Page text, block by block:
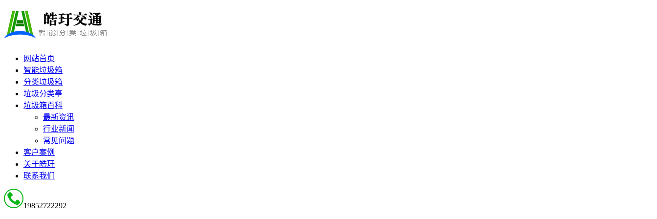
网站首页
智能垃圾箱
分类垃圾箱
垃圾分类亭
垃圾箱百科
最新资讯
行业新闻
常见问题
客户案例
关于皓玗
联系我们
19852722292